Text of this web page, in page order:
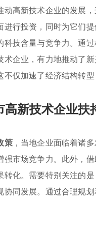
动高新技术企业的发展
进行投资，同时为它们
技含量与竞争力。通
企业，有力地推动了
仅加速了经济结构转
高新技术企业扶
策，当地企业面临着诸
市场竞争力。此外，
化。需要特别关注的
同发展。通过合理规